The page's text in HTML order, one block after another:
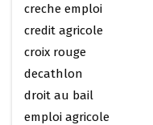
creche emploi
credit agricole
croix rouge
decathlon
droit au bail
emploi agricole